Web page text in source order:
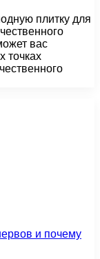
плитку для
вас
точках
и почему